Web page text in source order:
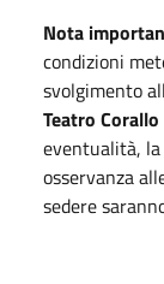
Nota
condizioni
svolgimento
Teatro
eventualità, la
osservanza
sedere